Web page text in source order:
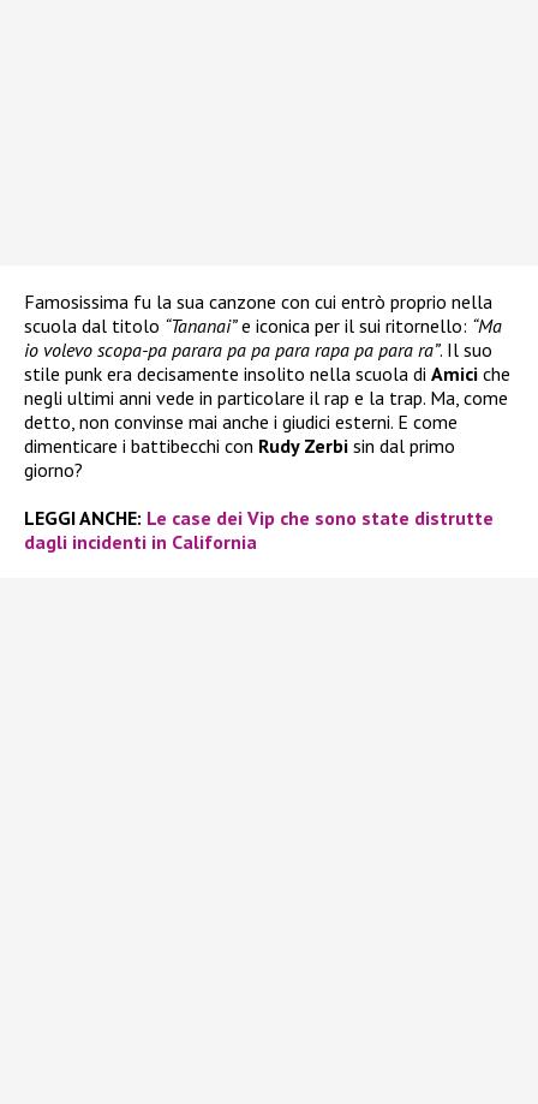
Famosissima fu la sua canzone con cui entrò proprio nella
scuola dal titolo “Tananai”e iconica per il sui ritornello: “Ma
io volevo scopa-pa parara pa pa para rapa pa para ra”. Il suo
stile punk era decisamente insolito nella scuola di Amici che
negli ultimi anni vede in particolare il rap e la trap. Ma, come
detto, non convinse mai anche i giudici esterni. E come
dimenticare i battibecchi con Rudy Zerbi sin dal primo
giorno?
LEGGI ANCHE: Le case dei Vip che sono state distrutte
dagli incidenti in California